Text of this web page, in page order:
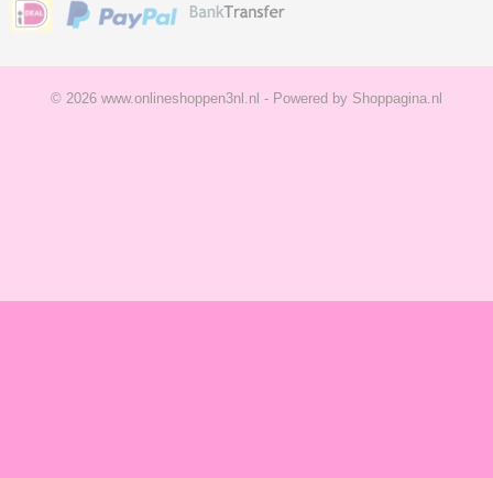
© 2026 www.onlineshoppen3nl.nl - Powered by Shoppagina.nl